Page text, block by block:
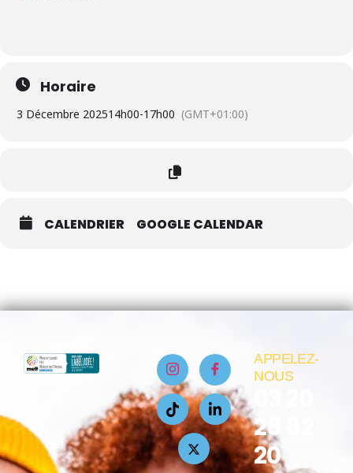
Horaire
3 Décembre 202514h00-17h00 (GMT+01:00)
CALENDRIER GOOGLE CALENDAR
APPELEZ-
NOUS
28 82
20